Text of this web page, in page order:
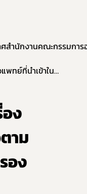
ศสำนักงานคณะกรรมการ
ประกาศสำนักงานคณะกรรมการอาหารและยา เรื่อง เครื่องมือแพทย์ที่นำเข้าในปริมาณเท่าที่จำเป็นเพื่อใช้เฉพาะตัวตามมาตรา ๒๗ (๕) ที่ได้รับการยกเว้นที่ไม่ต้องใช้หนังสือรับรองของผู้ประกอบวิชาชีพเวชกรรม พ.ศ. ๒๕๖๗
ง
าม
อง